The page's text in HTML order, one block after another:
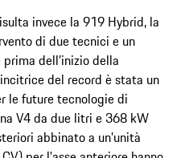
invece la 919 Hybrid, la
di due tecnici e un
dell’inizio della
del record è stata un
le future tecnologie di
V4 da due litri e 368 kW
abbinato a un’unità